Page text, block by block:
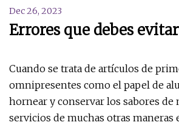
Dec 26, 2023
Errores que debes
Cuando se trata de artículos de
omnipresentes como el papel de
hornear y conservar los sabores
servicios de muchas otras maneras